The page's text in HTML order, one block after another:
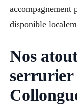
accompagnement
disponible
Nos
serrurier